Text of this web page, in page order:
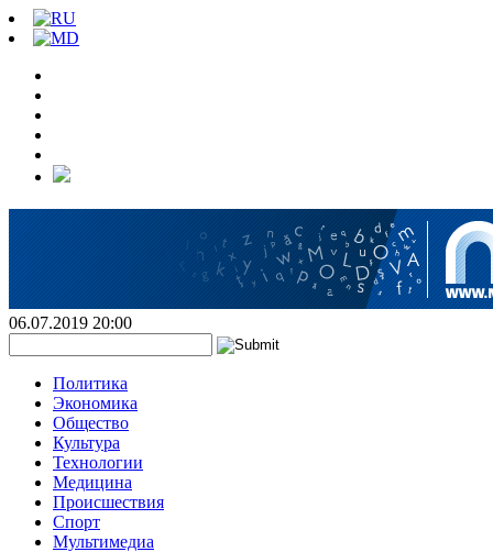
06.07.2019 20:00
Политика
Экономика
Общество
Культура
Технологии
Медицина
Происшествия
Спорт
Мультимедиа